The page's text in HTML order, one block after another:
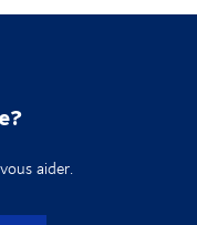
aider.